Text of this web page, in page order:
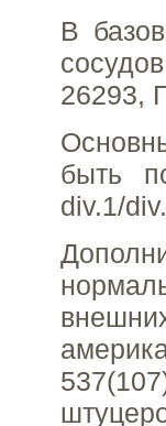
В
26293,
быть
div.1/